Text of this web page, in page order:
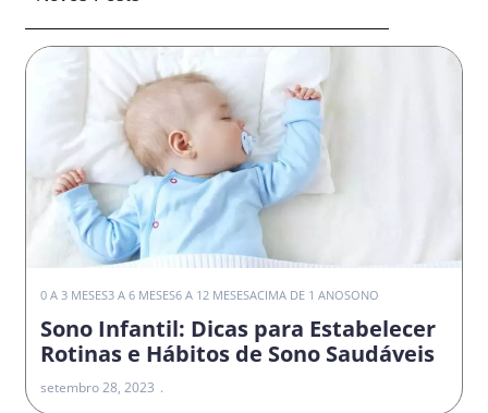
0 A 3 MESES3 A 6 MESES6 A 12 MESESACIMA DE 1 ANOSONO
Sono Infantil: Dicas para Estabelecer
Rotinas e Hábitos de Sono Saudáveis
setembro 28, 2023